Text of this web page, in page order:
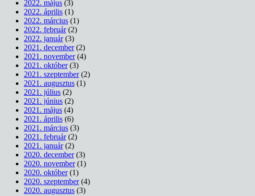
2022. május (3)
2022. április (1)
2022. március (1)
2022. február(2)
2022. január(3)
2021. december(2)
2021. november(4)
2021. október(3)
2021. szeptember(2)
2021. augusztus (1)
2021. július (2)
2021. június (2)
2021. május (4)
2021. április (6)
2021. március (3)
2021. február(2)
2021. január(2)
2020. december(3)
2020. november(1)
2020. október(1)
2020. szeptember(4)
2020. augusztus (3)